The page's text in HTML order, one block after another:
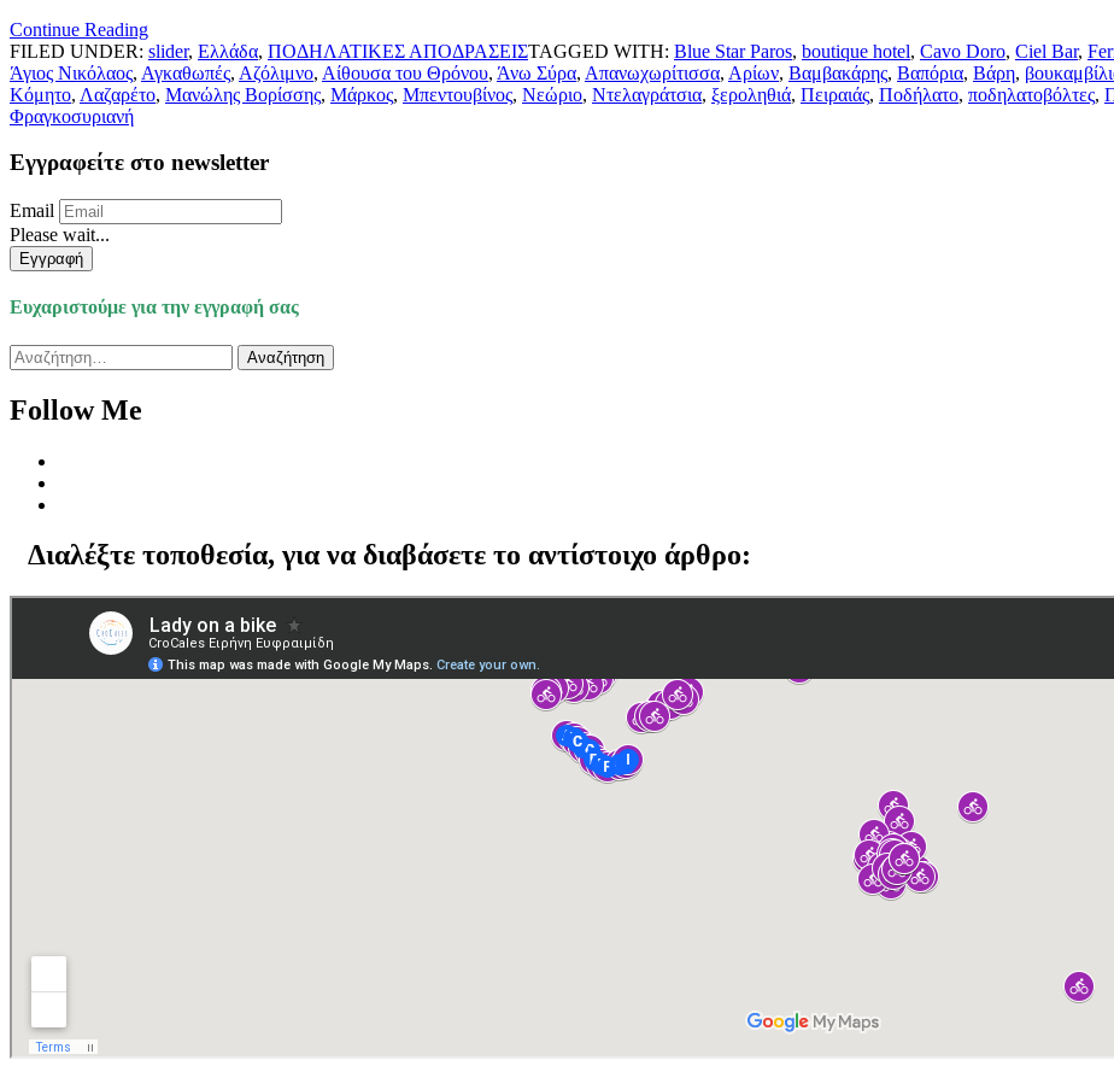
Continue Reading
FILED UNDER: slider, Ελλάδα, ΠΟΔΗΛΑΤΙΚΕΣ ΑΠΟΔΡΑΣΕΙΣTAGGED WITH: Blue Star Paros, boutique hotel, Cavo Doro, Ciel Bar,
Άγιος Νικόλαος, Αγκαθωπές, Αζόλιμνο, Αίθουσα του Θρόνου, Άνω Σύρα, Απανωχωρίτισσα, Αρίων, Βαμβακάρης, Βαπόρια, Βάρη,
Κόμητο, Λαζαρέτο, Μανώλης Βορίσσης, Μάρκος, Μπεντουβίνος, Νεώριο, Ντελαγράτσια, ξεροληθιά, Πειραιάς, Ποδήλατο, ποδηλατοβόλτες,
Φραγκοσυριανή
Εγγραφείτε στο newsletter
Email
Please wait...
Εγγραφή
Ευχαριστούμε για την εγγραφή σας
Αναζήτηση
για:
Follow Me
Διαλέξτε τοποθεσία, για να διαβάσετε το αντίστοιχο άρθρο: